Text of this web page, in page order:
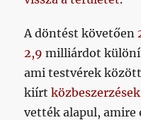
A döntést követően
2,9 milliárdot
ami testvérek
kiírtközbeszerzések
vették alapul, amire